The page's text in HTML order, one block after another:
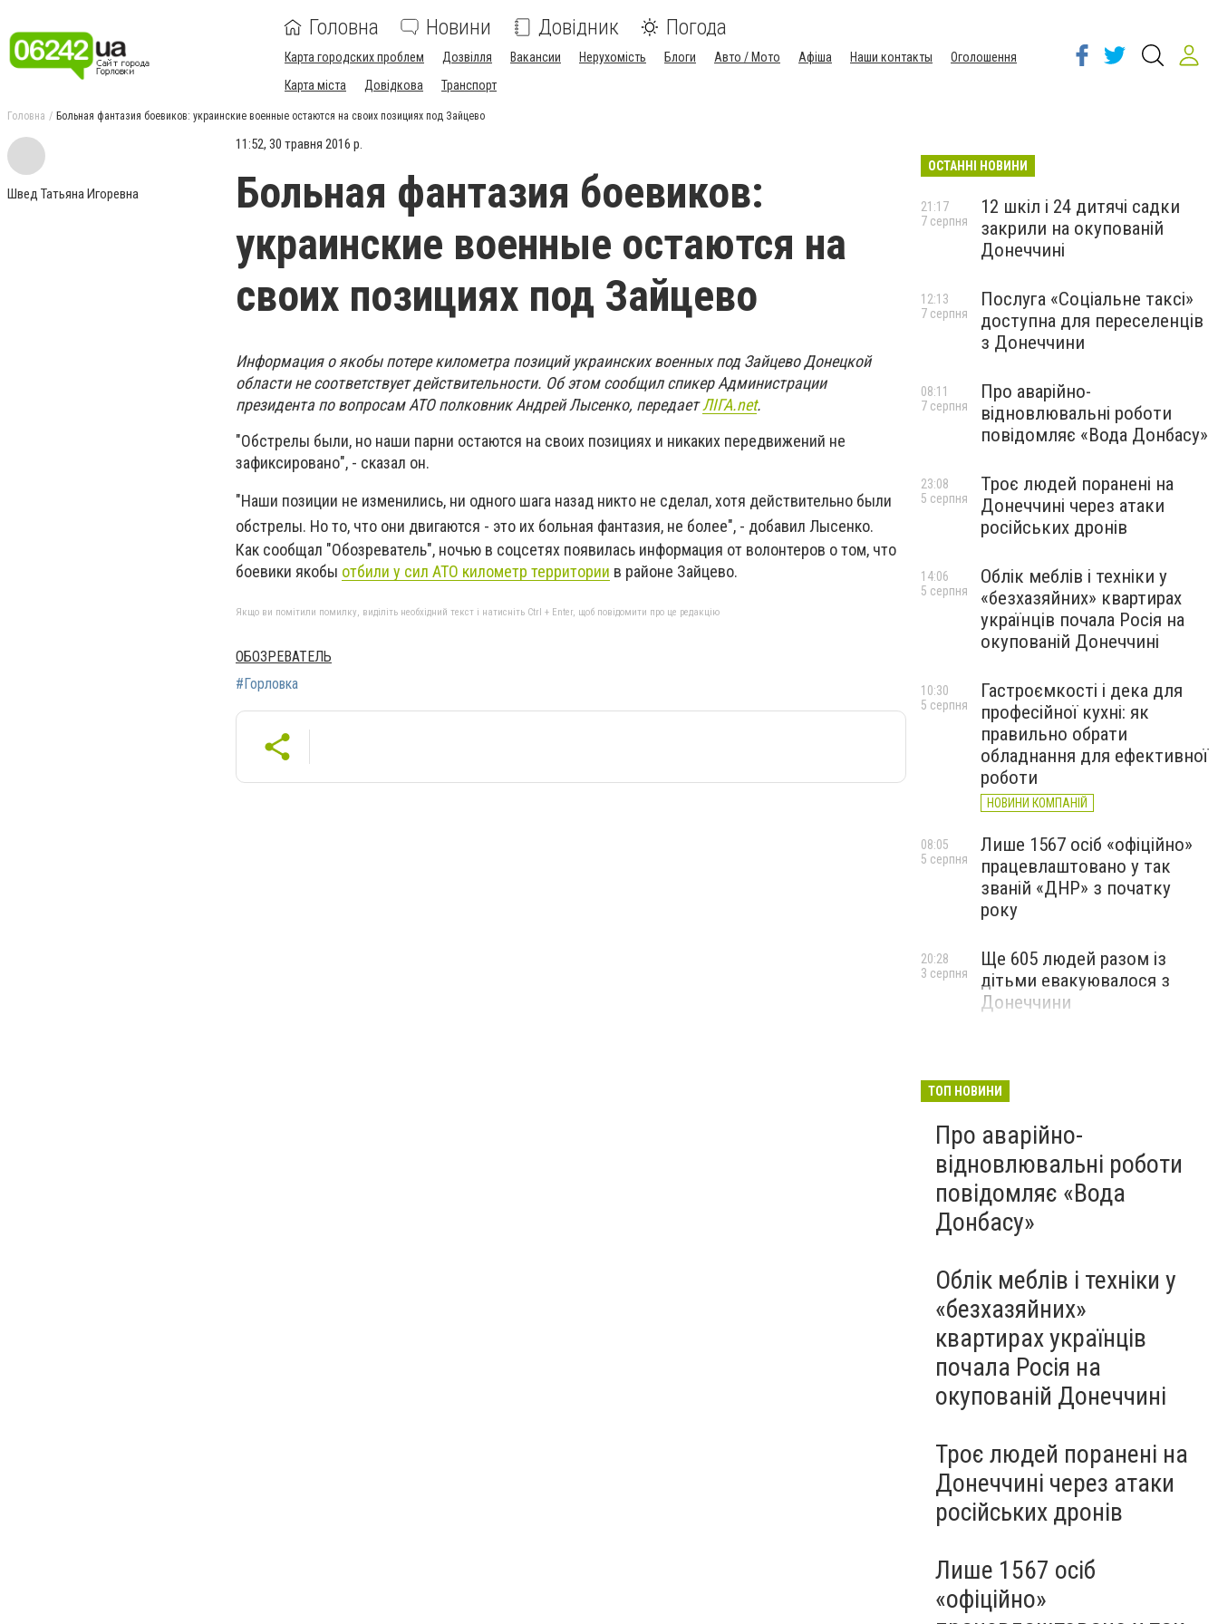
Головна Новини Довідник Погода
Карта городских проблем Дозвілля Вакансии Нерухомість Блоги Авто / Мото Афіша Наши контакты
Оголошення
Карта міста
Довідкова Транспорт
Головна Больная фантазия боевиков: украинские военные остаются на своих позициях под Зайцево
Швед Татьяна Игоревна
11:52, 30 травня 2016 р.
Больная фантазия боевиков:
украинские военные остаются на
своих позициях под Зайцево
Информация о якобы потере километра позиций украинских военных под Зайцево Донецкой
области не соответствует действительности. Об этом сообщил спикер Администрации
президента по вопросам АТО полковник Андрей Лысенко, передаетЛІГА.net.
"Обстрелы были, но наши парни остаются на своих позициях и никаких передвижений не
зафиксировано", - сказал он.
"Наши позиции не изменились, ни одного шага назад никто не сделал, хотя действительно были
обстрелы. Но то, что они двигаются - это их больная фантазия, не более", - добавил Лысенко.
Как сообщал "Обозреватель", ночью в соцсетях появилась информация от волонтеров о том, что
боевики якобы отбили у сил АТО километр территории в районе Зайцево.
Якщо ви помітили помилку, виділіть необхідний текст і натисніть Ctrl + Enter, щоб повідомити про це редакцію
ОБОЗРЕВАТЕЛЬ
#Горловка
ОСТАННІ НОВИНИ
12 шкіл і 24 дитячі садки
закрили на окупованій
Донеччині
21:17
7 серпня
Послуга «Соціальне таксі»
доступна для переселенців
з Донеччини
12:13
7 серпня
Про аварійно-
відновлювальні роботи
повідомляє «Вода Донбасу»
08:11
7 серпня
Троє людей поранені на
Донеччині через атаки
російських дронів
23:08
5 серпня
Облік меблів і техніки у
«безхазяйних» квартирах
українців почала Росія на
окупованій Донеччині
14:06
5 серпня
Гастроємкості і дека для
професійної кухні: як
правильно обрати
обладнання для ефективної
роботи
НОВИНИ КОМПАНІЙ
10:30
5 серпня
Лише 1567 осіб «офіційно»
працевлаштовано у так
званій «ДНР» з початку
року
08:05
5 серпня
Ще 605 людей разом із
дітьми евакуювалося з
Донеччини
20:28
3 серпня
ТОП НОВИНИ
Про аварійно-
відновлювальні роботи
повідомляє «Вода
Донбасу»
Облік меблів і техніки у
«безхазяйних»
квартирах українців
почала Росія на
окупованій Донеччині
Троє людей поранені на
Донеччині через атаки
російських дронів
Лише 1567 осіб
«офіційно»